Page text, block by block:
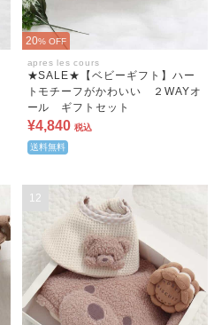
20% OFF
apres les cours
★SALE★【ベビーギフト】ハー
トモチーフがかわいい ２WAYオ
ール ギフトセット
¥4,840 税込
送料無料
12